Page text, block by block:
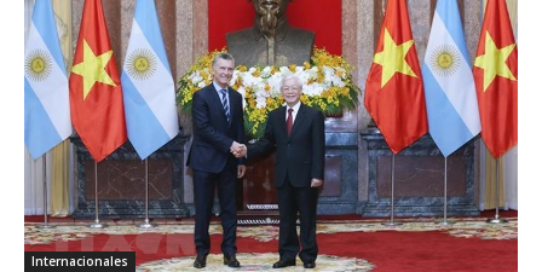
Internacionales